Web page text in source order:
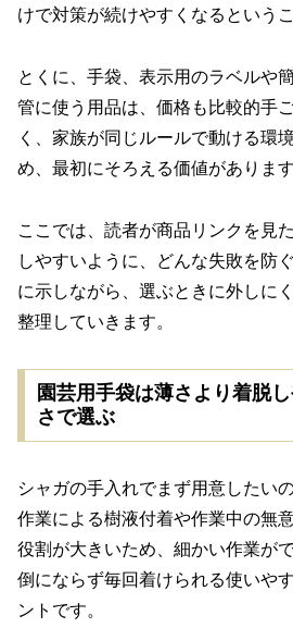
けで対策が続けやすくなるというこ
とくに、手袋、表示用のラベルや
管に使う用品は、価格も比較的手
く、家族が同じルールで動ける環
め、最初にそろえる価値があります
ここでは、読者が商品リンクを見
しやすいように、どんな失敗を防
に示しながら、選ぶときに外しに
整理していきます。
園芸用手袋は薄さより着脱
さで選ぶ
シャガの手入れでまず用意したい
作業による樹液付着や作業中の無
役割が大きいため、細かい作業が
倒にならず毎回着けられる使いや
ントです。